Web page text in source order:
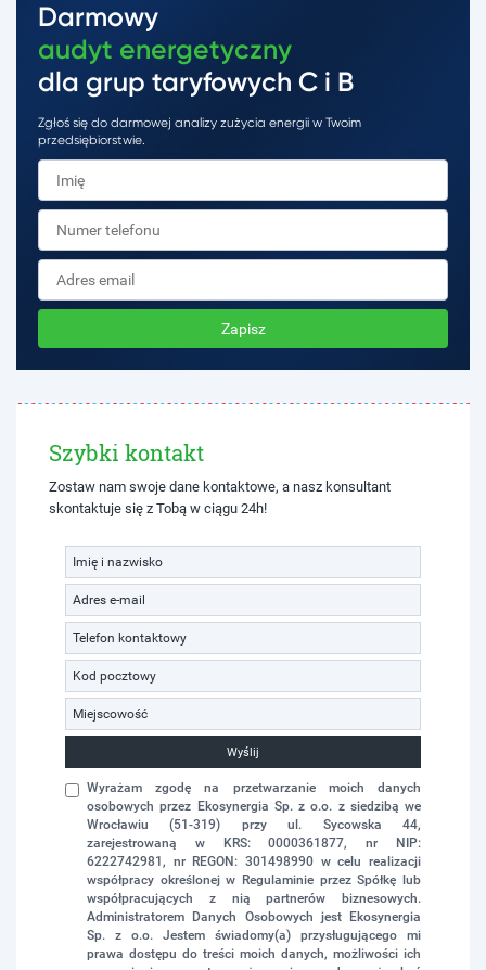
Darmowy
audyt energetyczny
dla grup taryfowych C i B
Zgłoś się do darmowej analizy zużycia energii w Twoim
przedsiębiorstwie.
Zapisz
Szybki kontakt
Zostaw nam swoje dane kontaktowe, a nasz konsultant
skontaktuje się z Tobą w ciągu 24h!
Wyślij
Wyrażam zgodę na przetwarzanie moich danych
osobowych przez Ekosynergia Sp. z o.o. z siedzibą we
Wrocławiu (51-319) przy ul. Sycowska 44,
zarejestrowaną w KRS: 0000361877, nr NIP:
6222742981, nr REGON: 301498990 w celu realizacji
współpracy określonej w Regulaminie przez Spółkę lub
współpracujących z nią partnerów biznesowych.
Administratorem Danych Osobowych jest Ekosynergia
Sp. z o.o. Jestem świadomy(a) przysługującego mi
prawa dostępu do treści moich danych, możliwości ich